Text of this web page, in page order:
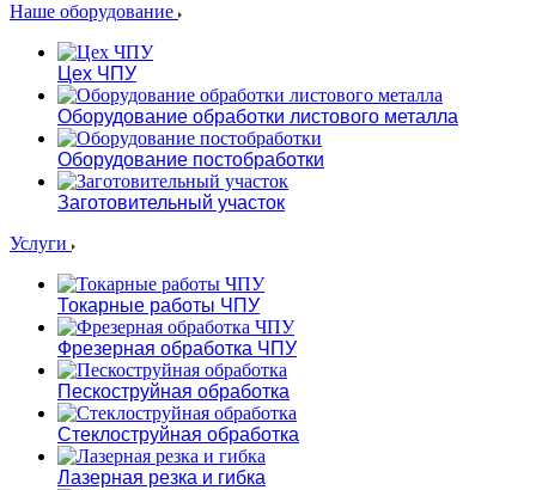
Наше оборудование
Цех ЧПУ
Оборудование обработки листового металла
Оборудование постобработки
Заготовительный участок
Услуги
Токарные работы ЧПУ
Фрезерная обработка ЧПУ
Пескоструйная обработка
Стеклоструйная обработка
Лазерная резка и гибка